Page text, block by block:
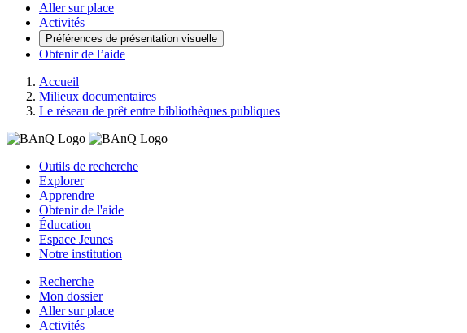
Aller sur place
Activités
Préférences de présentation visuelle
Obtenir de l’aide
Accueil
Milieux documentaires
Le réseau de prêt entre bibliothèques publiques
Outils de recherche
Explorer
Apprendre
Obtenir de l'aide
Éducation
Espace Jeunes
Notre institution
Recherche
Mon dossier
Aller sur place
Activités